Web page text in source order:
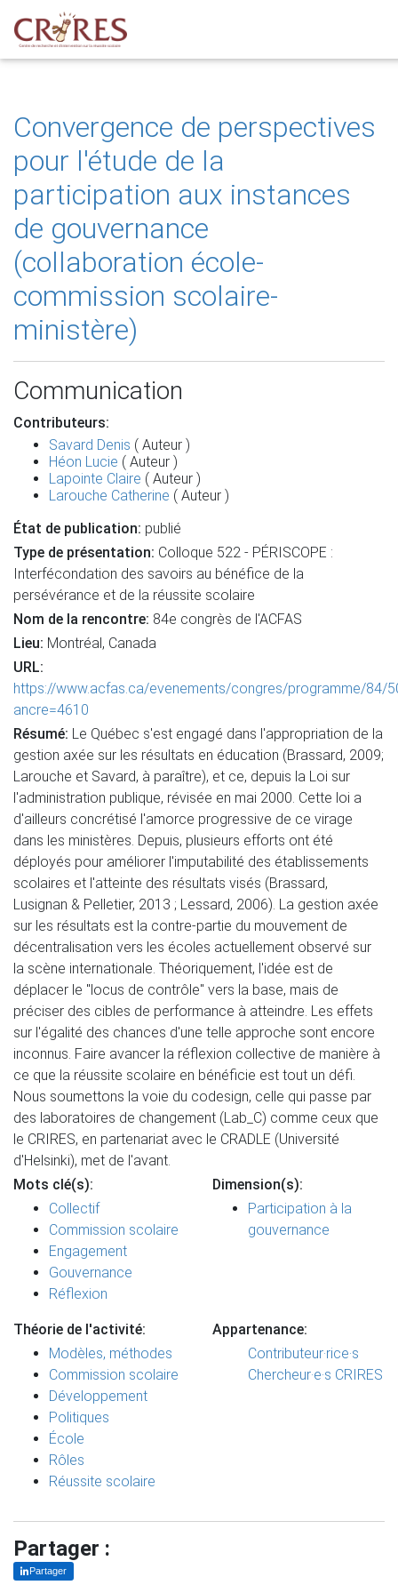
Convergence de perspectives
pour l'étude de la
participation aux instances
de gouvernance
(collaboration école-
commission scolaire-
ministère)
Communication
Contributeurs:
Savard Denis ( Auteur )
Héon Lucie ( Auteur )
Lapointe Claire ( Auteur )
Larouche Catherine ( Auteur )
État de publication: publié
Type de présentation: Colloque 522 - PÉRISCOPE :
Interfécondation des savoirs au bénéfice de la
persévérance et de la réussite scolaire
Nom de la rencontre: 84e congrès de l'ACFAS
Lieu: Montréal, Canada
URL:
https://www.acfas.ca/evenements/congres/programme/84/
ancre=4610
Résumé: Le Québec s'est engagé dans l'appropriation de la
gestion axée sur les résultats en éducation (Brassard, 2009;
Larouche et Savard, à paraître), et ce, depuis la Loi sur
l'administration publique, révisée en mai 2000. Cette loi a
d'ailleurs concrétisé l'amorce progressive de ce virage
dans les ministères. Depuis, plusieurs efforts ont été
déployés pour améliorer l'imputabilité des établissements
scolaires et l'atteinte des résultats visés (Brassard,
Lusignan & Pelletier, 2013 ; Lessard, 2006). La gestion axée
sur les résultats est la contre-partie du mouvement de
décentralisation vers les écoles actuellement observé sur
la scène internationale. Théoriquement, l'idée est de
déplacer le "locus de contrôle" vers la base, mais de
préciser des cibles de performance à atteindre. Les effets
sur l'égalité des chances d'une telle approche sont encore
inconnus. Faire avancer la réflexion collective de manière à
ce que la réussite scolaire en bénéficie est tout un défi.
Nous soumettons la voie du codesign, celle qui passe par
des laboratoires de changement (Lab_C) comme ceux que
le CRIRES, en partenariat avec le CRADLE (Université
d'Helsinki), met de l'avant.
Mots clé(s):
Collectif
Commission scolaire
Engagement
Gouvernance
Réflexion
Dimension(s):
Participation à la
gouvernance
Théorie de l'activité:
Modèles, méthodes
Commission scolaire
Développement
Politiques
École
Rôles
Réussite scolaire
Appartenance:
Contributeur·rice·s
Chercheur·e·s CRIRES
Partager :
Partager